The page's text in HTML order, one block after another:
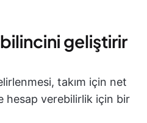
geliştirir
takım için net
hesap verebilirlik için bir